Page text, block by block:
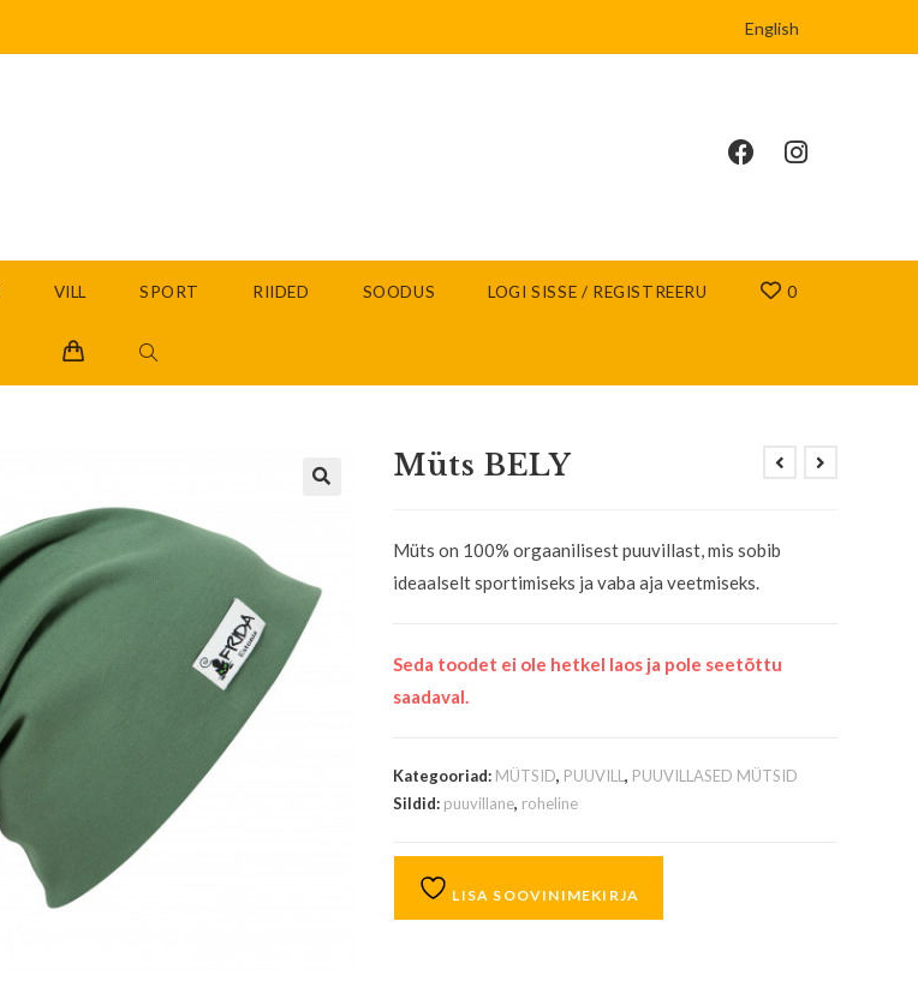
English
VILL SPORT RIIDED SOODUS LOGI SISSE / REGISTREERU 0
Müts BELY
Müts on 100% orgaanilisest puuvillast, mis sobib
ideaalselt sportimiseks ja vaba aja veetmiseks.
Seda toodet ei ole hetkel laos ja pole seetõttu
saadaval.
Kategooriad: MÜTSID, PUUVILL, PUUVILLASED MÜTSID
Sildid: puuvillane, roheline
LISA SOOVINIMEKIRJA